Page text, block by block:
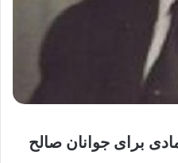
برای جوانان صالح